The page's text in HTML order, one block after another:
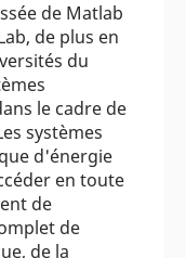
de Matlab
de plus en
du
le cadre de
systèmes
d'énergie
en toute
de
de
de la